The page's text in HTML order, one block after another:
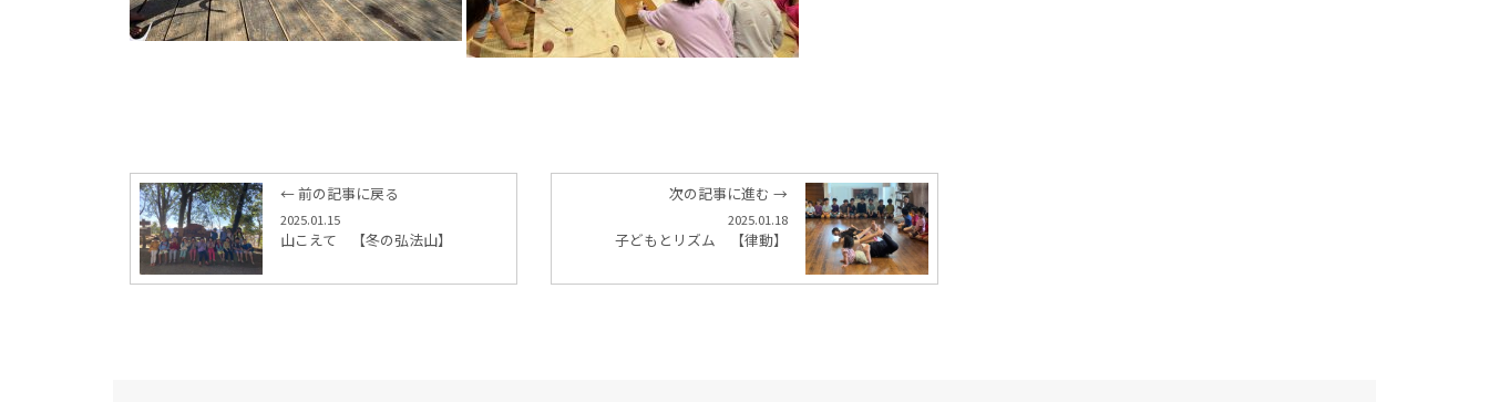
← 前の記事に戻る
2025.01.15
山こえて 【冬の弘法山】
次の記事に進む →
2025.01.18
子どもとリズム 【律動】